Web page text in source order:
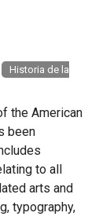
Historia de la
the American
been
to all
arts and
typography,